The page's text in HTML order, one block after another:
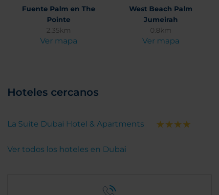
Fuente Palm en The
Pointe
2.35km
Ver mapa
West Beach Palm
Jumeirah
0.8km
Ver mapa
Hoteles cercanos
La Suite Dubai Hotel & Apartments
Ver todos los hoteles en Dubai